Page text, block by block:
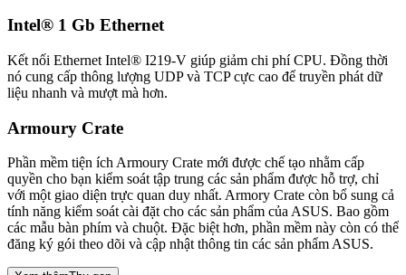
Intel® 1 Gb Ethernet
Kết nối Ethernet Intel® I219-V giúp giảm chi phí CPU. Đồng thời
nó cung cấp thông lượng UDP và TCP cực cao để truyền phát dữ
liệu nhanh và mượt mà hơn.
Armoury Crate
Phần mềm tiện ích Armoury Crate mới được chế tạo nhằm cấp
quyền cho bạn kiểm soát tập trung các sản phẩm được hỗ trợ, chỉ
với một giao diện trực quan duy nhất. Armory Crate còn bổ sung cả
tính năng kiểm soát cài đặt cho các sản phẩm của ASUS. Bao gồm
các mẫu bàn phím và chuột. Đặc biệt hơn, phần mềm này còn có thể
đăng ký gói theo dõi và cập nhật thông tin các sản phẩm ASUS.